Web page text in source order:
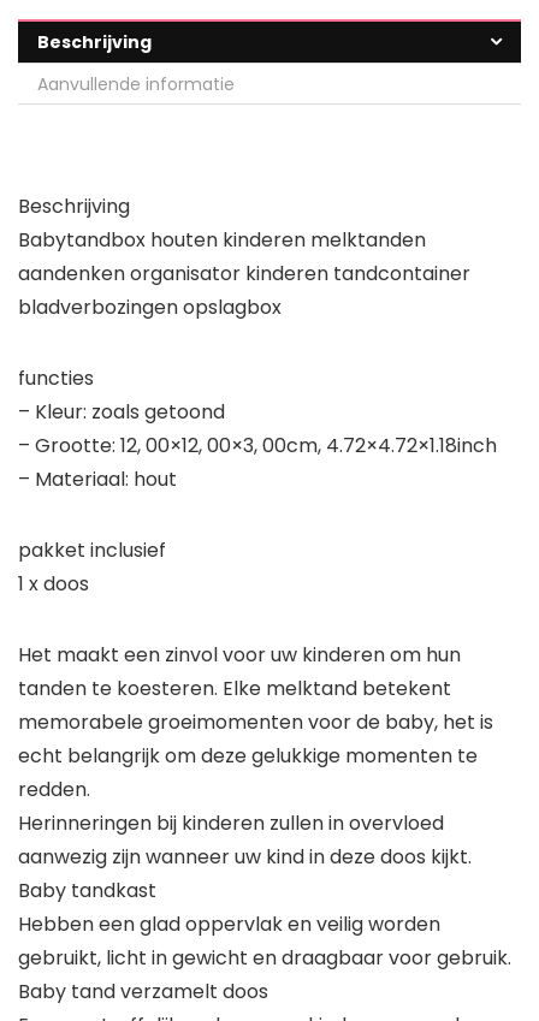
Beschrijving
Aanvullende informatie
Beschrijving
Babytandbox houten kinderen melktanden
aandenken organisator kinderen tandcontainer
bladverbozingen opslagbox
functies
– Kleur: zoals getoond
– Grootte: 12, 00×12, 00×3, 00cm, 4.72×4.72×1.18inch
– Materiaal: hout
pakket inclusief
1 x doos
Het maakt een zinvol voor uw kinderen om hun
tanden te koesteren. Elke melktand betekent
memorabele groeimomenten voor de baby, het is
echt belangrijk om deze gelukkige momenten te
redden.
Herinneringen bij kinderen zullen in overvloed
aanwezig zijn wanneer uw kind in deze doos kijkt.
Baby tandkast
Hebben een glad oppervlak en veilig worden
gebruikt, licht in gewicht en draagbaar voor gebruik.
Baby tand verzamelt doos